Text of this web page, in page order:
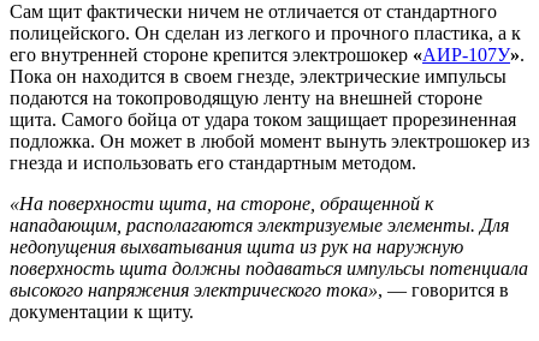
Сам щит фактически ничем не отличается от стандартного
полицейского. Он сделан из легкого и прочного пластика, а к
его внутренней стороне крепится электрошокер «АИР-107У».
Пока он находится в своем гнезде, электрические импульсы
подаются на токопроводящую ленту на внешней стороне
щита. Самого бойца от удара током защищает прорезиненная
подложка. Он может в любой момент вынуть электрошокер из
гнезда и использовать его стандартным методом.
«На поверхности щита, на стороне, обращенной к
нападающим, располагаются электризуемые элементы. Для
недопущения выхватывания щита из рук на наружную
поверхность щита должны подаваться импульсы потенциала
высокого напряжения электрического тока», — говорится в
документации к щиту.